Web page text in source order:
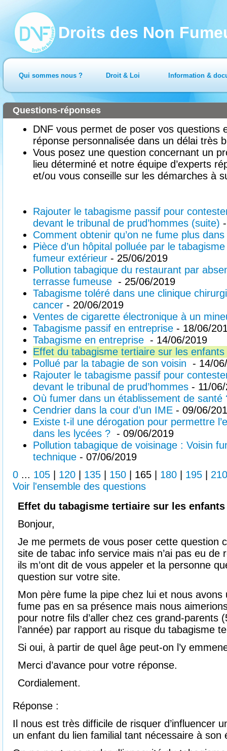
Droits des Non
Qui sommes nous ? Droit & Loi Information &
DNF vous permet de poser vos questions
réponse personnalisée dans un délai très
Vous posez une question concernant un
lieu déterminé et notre équipe d’experts
et/ou vous conseille sur les démarches à
Questions-réponses
Rajouter le tabagisme passif pour
devant le tribunal de prud’hommes (suite)
Comment obtenir qu’on ne fume plus
Pièce d’un hôpital polluée par le
fumeur extérieur - 25/06/2019
Pollution tabagique du restaurant par
terrasse fumeuse - 25/06/2019
Tabagisme toléré dans une clinique
cancer - 20/06/2019
Ventes de cigarette électronique à un
Tabagisme passif en entreprise - 18/06/
Tabagisme en entreprise - 14/06/2019
Effet du tabagisme tertiaire sur les enfants
Pollué par la tabagie de son voisin - 14/
Rajouter le tabagisme passif pour
devant le tribunal de prud’hommes - 11/
Où fumer dans un établissement de santé
Cendrier dans la cour d’un IME - 09/06/
Existe t-il une dérogation pour permettre
dans les lycées ? - 09/06/2019
Pollution tabagique de voisinage : Voisin
technique - 07/06/2019
0 ... 105 120 135 150 165 180 195
210
Voir l'ensemble des questions
Effet du tabagisme tertiaire sur les
Bonjour,
Je me permets de vous poser cette question
site de tabac info service mais n’ai pas eu de
ils m’ont dit de vous appeler et la personne
question sur votre site.
Mon père fume la pipe chez lui et nous
fume pas en sa présence mais nous
pour notre fils d’aller chez ces grand-parents
l’année) par rapport au risque du tabagisme
Si oui, à partir de quel âge peut-on l’y
Merci d’avance pour votre réponse.
Cordialement.
Réponse :
Il nous est très difficile de risquer d’influencer
un enfant du lien familial tant nécessaire à son